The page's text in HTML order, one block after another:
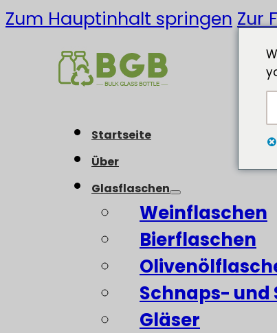
Zum Hauptinhalt springen Zur
Startseite
Über
Glasflaschen
Weinflaschen
Bierflaschen
Schnaps-
Gläser